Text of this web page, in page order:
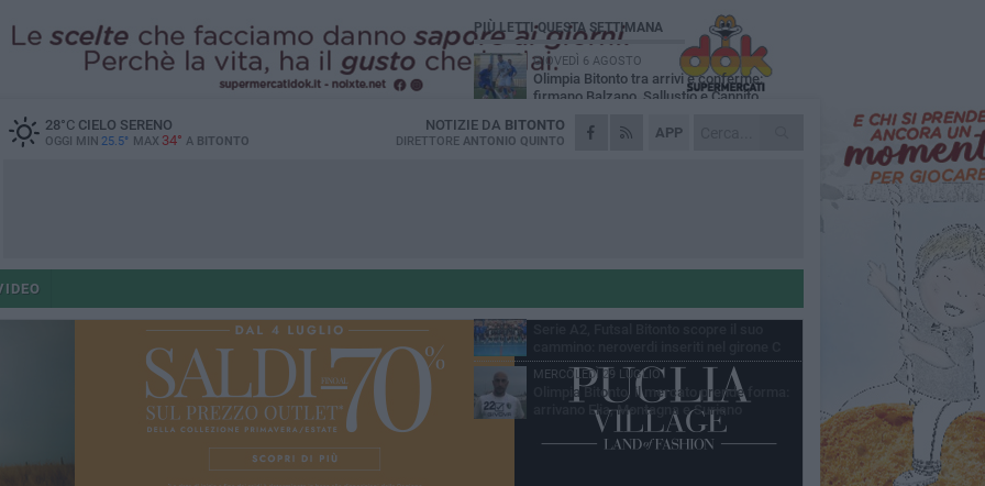
28°CCIELO SERENO
OGGI MIN 25.5° MAX 34° A BITONTO
APP
NOTIZIE DA BITONTO
DIRETTORE ANTONIO QUINTO
PIÙ LETTI QUESTA SETTIMANA
GIOVEDÌ 6 AGOSTO
Olimpia Bitonto tra arrivi e conferme:
firmano Balzano, Sallustio e Cannito
LUNEDÌ 3 AGOSTO
Bitonto C5, mercato senza sosta: arriva
Bitonto C5, colpo da novanta: arriva la
GIOVEDÌ 6 AGOSTO
MERCOLEDÌ 29 LUGLIO
Olimpia Bitonto, il mercato prende forma:
arrivano Elia, Montagna e Suriano